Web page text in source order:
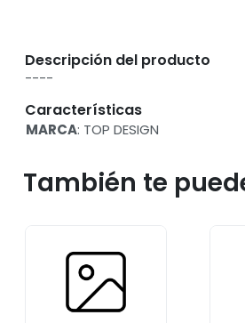
Descripción del producto
----
Características
MARCA: TOP DESIGN
También te